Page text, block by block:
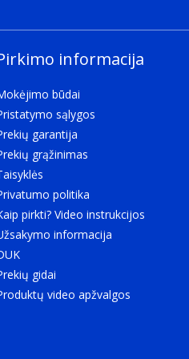
the packaging.
typically six, eight, or ten
informacija
būdai
sąlygos
garantija
grąžinimas
politika
pirkti? Video instrukcijos
informacija
gidai
video apžvalgos